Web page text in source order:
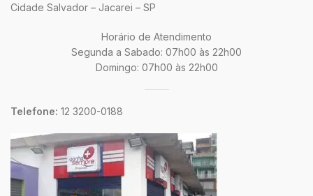
Cidade Salvador – Jacarei – SP
Horário de Atendimento
Segunda a Sabado: 07h00 às 22h00
Domingo: 07h00 às 22h00
Telefone: 12 3200-0188